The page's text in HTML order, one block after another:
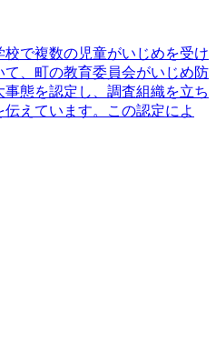
で複数の児童がいじめを受け
、町の教育委員会がいじめ防
態を認定し、調査組織を立ち
伝えています。この認定によ